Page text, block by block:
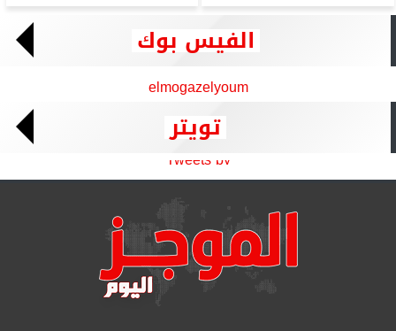
الفيس بوك
elmogazelyoum
تويتر
Tweets by